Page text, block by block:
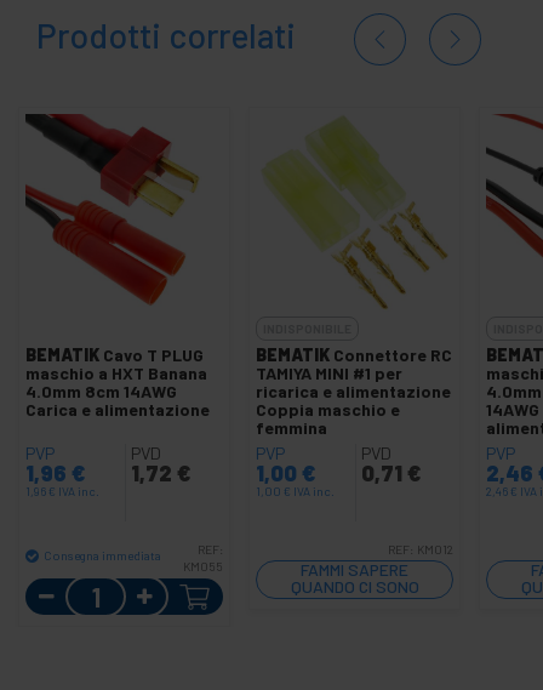
Prodotti correlati
BEMATIK Cavo T PLUG
maschio a HXT Banana
4.0mm 8cm 14AWG
Carica e alimentazione
PVP
1,96 €
1,96 € IVA inc.
PVD
1,72 €
Consegna immediata
REF:
KM055
Quantità
BEMATIK Connettore RC
TAMIYA MINI #1 per
ricarica e alimentazione
Coppia maschio e
femmina
PVP
1,00 €
1,00 € IVA inc.
PVD
0,71 €
REF: KM012
FAMMI SAPERE
QUANDO CI SONO
SCORTE
PVP
2,46
2,46 € IVA